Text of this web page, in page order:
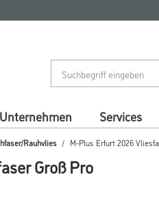
Unternehmen Services
Rauhvlies M-Plus Erfurt 2026
Groß Pro